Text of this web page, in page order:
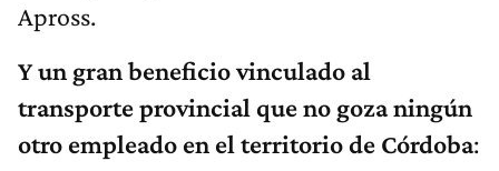
Apross.
Y un gran beneficio vinculado al
transporte provincial que no goza ningún
otro empleado en el territorio de Córdoba: